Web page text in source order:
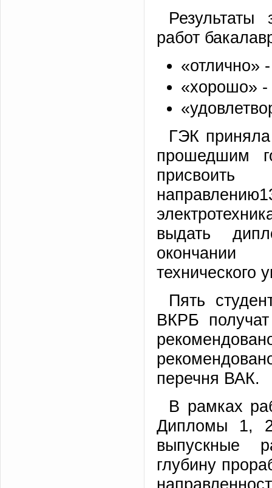
работ
«отлично»
«хорошо» -
ГЭК
прошедшим
выдать
окончании
технического
Пять
ВКРБ
перечня ВАК.
В рамках
Дипломы 1, 2
выпускные
глубину